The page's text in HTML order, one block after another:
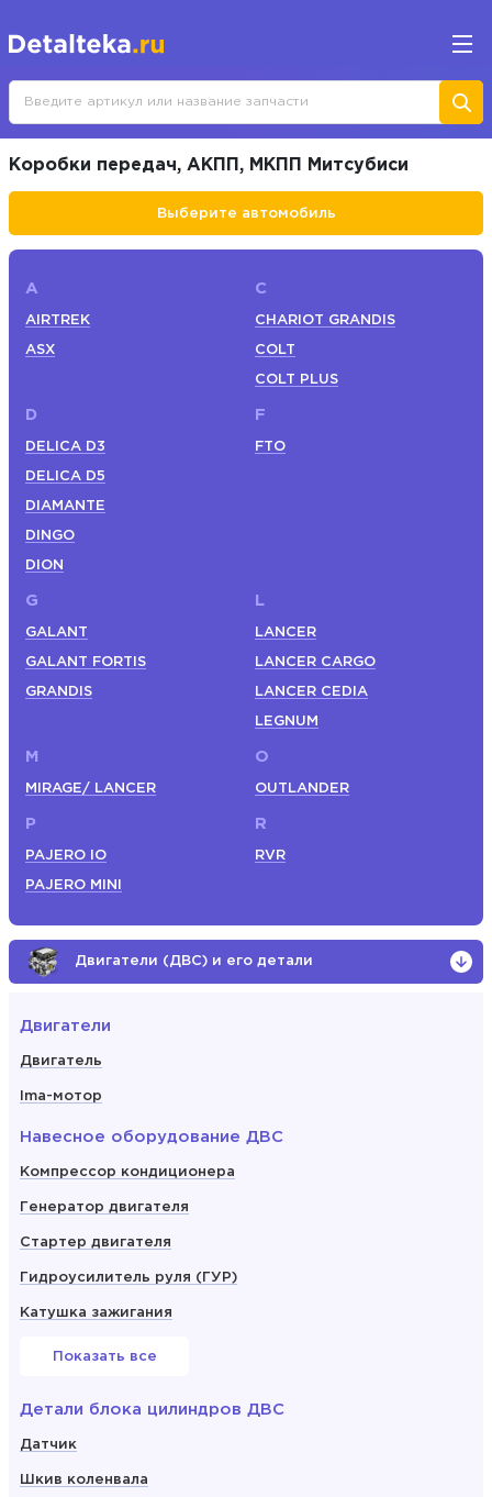
Коробки передач, АКПП, МКПП Митсубиси
Выберите автомобиль
A
AIRTREK
ASX
C
CHARIOT GRANDIS
COLT
COLT PLUS
D
DELICA D3
DELICA D5
DIAMANTE
DINGO
DION
F
FTO
G
GALANT
GALANT FORTIS
GRANDIS
L
LANCER
LANCER CARGO
LANCER CEDIA
LEGNUM
M
MIRAGE/ LANCER
O
OUTLANDER
P
PAJERO IO
PAJERO MINI
R
RVR
Двигатели (ДВС) и его детали
Двигатели
Двигатель
Ima-мотор
Навесное оборудование ДВС
Компрессор кондиционера
Генератор двигателя
Стартер двигателя
Гидроусилитель руля (ГУР)
Катушка зажигания
Показать все
Детали блока цилиндров ДВС
Датчик
Шкив коленвала